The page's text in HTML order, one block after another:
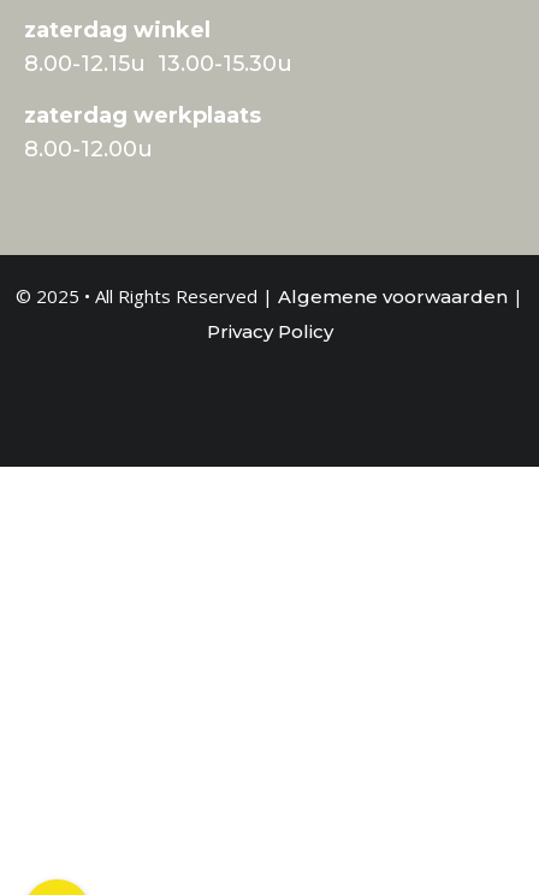
zaterdag winkel
8.00-12.15u 13.00-15.30u
zaterdag werkplaats
8.00-12.00u
© 2025 • All Rights Reserved | Algemene voorwaarden |
Privacy Policy